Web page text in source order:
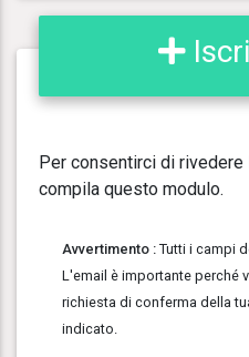
Per consentirci di
compila questo modulo.
Avvertimento : Tutti i campi
L'email è importante perché
richiesta di conferma della
indicato.